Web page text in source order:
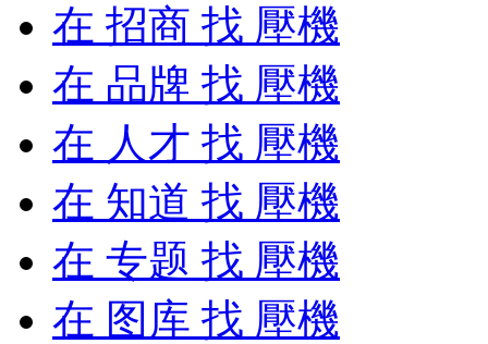
在 招商 找 壓機
在 品牌 找 壓機
在 人才 找 壓機
在 知道 找 壓機
在 专题 找 壓機
在 图库 找 壓機